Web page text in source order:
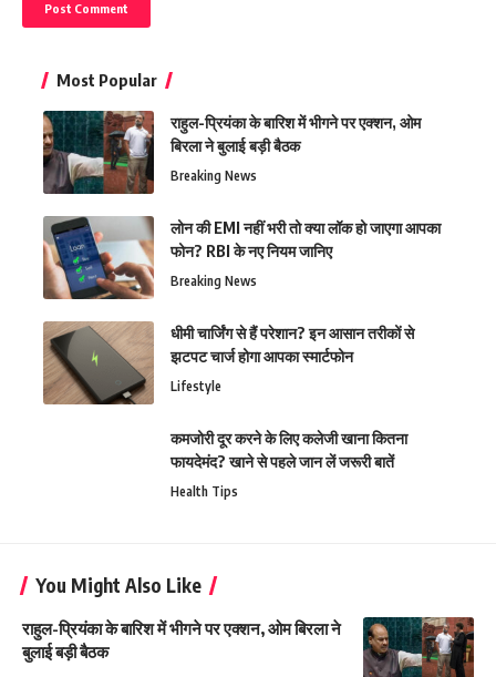
Most Popular
राहुल-प्रियंका के बारिश में भीगने पर एक्शन, ओम
बिरला ने बुलाई बड़ी बैठक
Breaking News
लोन की EMI नहीं भरी तो क्या लॉक हो जाएगा आपका
फोन? RBI के नए नियम जानिए
Breaking News
धीमी चार्जिंग से हैं परेशान? इन आसान तरीकों से
झटपट चार्ज होगा आपका स्मार्टफोन
Lifestyle
कमजोरी दूर करने के लिए कलेजी खाना कितना
फायदेमंद? खाने से पहले जान लें जरूरी बातें
Health Tips
You Might Also Like
राहुल-प्रियंका के बारिश में भीगने पर एक्शन, ओम बिरला ने
बुलाई बड़ी बैठक